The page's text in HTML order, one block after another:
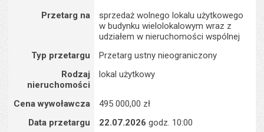
Przetarg na
sprzedaż wolnego lokalu użytkowego
w budynku wielolokalowym wraz z
udziałem w nieruchomości wspólnej
Typ przetargu
Przetarg ustny nieograniczony
Rodzaj
nieruchomości
lokal użytkowy
Cena wywoławcza
495 000,00 zł
Data przetargu
22.07.2026 godz. 10:00